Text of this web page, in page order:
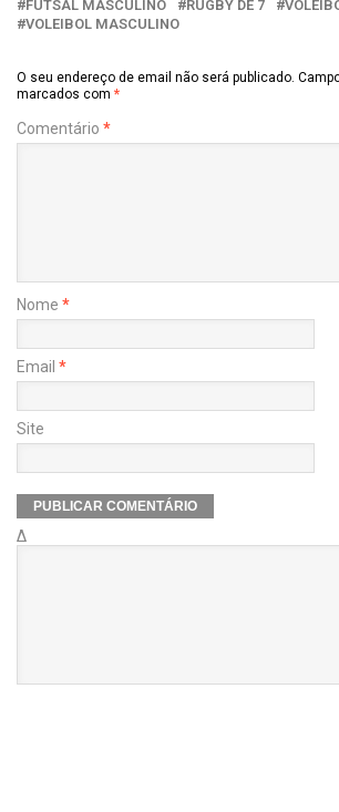
FUTSAL MASCULINO
RUGBY DE 7
VOLEIBOL MASCULINO
O seu endereço de email não será publicado.
marcados com *
Comentário *
Nome *
Email *
Site
Δ